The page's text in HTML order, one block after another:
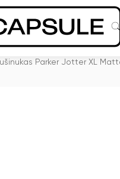
Parker Jotter XL